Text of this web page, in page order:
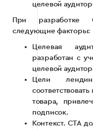
целевой
При разработке
следующие факторы:
Целевая
разработан с
целевой
Цели
товара,
подписок.
Контекст. CTA